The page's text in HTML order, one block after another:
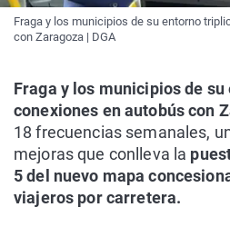
Fraga y los municipios de su entorno
con Zaragoza | DGA
Fraga y los municipios de
conexiones en autobús con
18 frecuencias semanales,
mejoras que conlleva la
5 del nuevo mapa
viajeros por carretera.